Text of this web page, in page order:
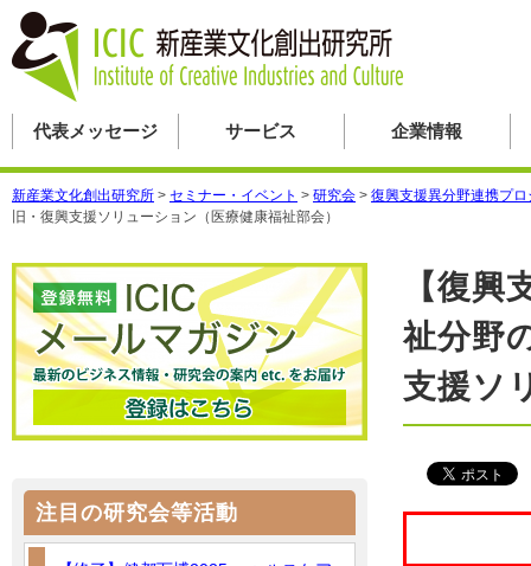
代表メッセージ サービス 企業情報
新産業文化創出研究所 > セミナー・イベント > 研究会 > 復興支援異分野連携プロ
旧・復興支援ソリューション（医療健康福祉部会）
【復
祉分野
支援ソ
注目の研究会等活動